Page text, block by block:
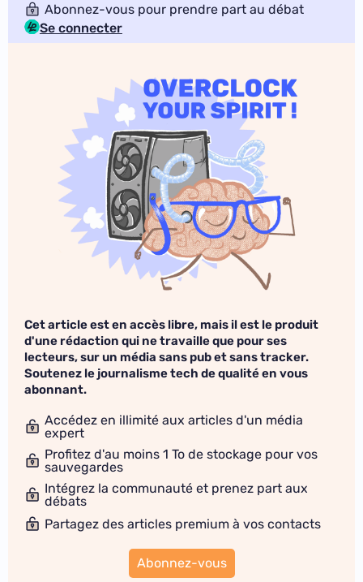
Abonnez-vous pour prendre part au débat
Se connecter
Cet article est en accès libre, mais il est le produit
d'une rédaction qui ne travaille que pour ses
lecteurs, sur un média sans pub et sans tracker.
Soutenez le journalisme tech de qualité en vous
abonnant.
Accédez en illimité aux articles d'un média
expert
Profitez d'au moins 1 To de stockage pour vos
sauvegardes
Intégrez la communauté et prenez part aux
débats
Partagez des articles premium à vos contacts
Abonnez-vous